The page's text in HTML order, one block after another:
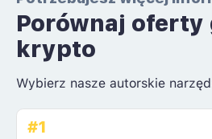
Porównaj oferty
krypto
Wybierz nasze autorskie
#1